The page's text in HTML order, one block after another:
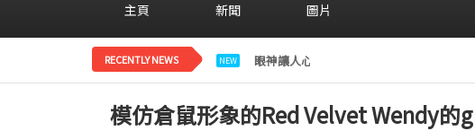
主頁 新聞 圖片
RECENTLY NEWS NEW 眼神讓人心動，美貌閃耀……安宥真，就算
模仿倉鼠形象的Red Velvet Wendy的